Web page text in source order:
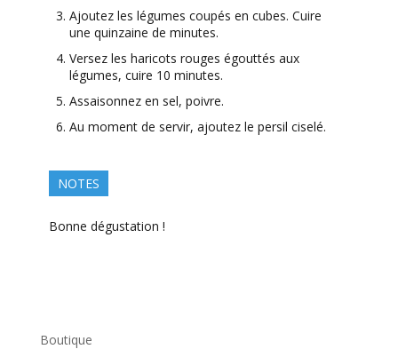
Ajoutez les légumes coupés en cubes. Cuire
une quinzaine de minutes.
Versez les haricots rouges égouttés aux
légumes, cuire 10 minutes.
Assaisonnez en sel, poivre.
Au moment de servir, ajoutez le persil ciselé.
NOTES
Bonne dégustation !
Boutique